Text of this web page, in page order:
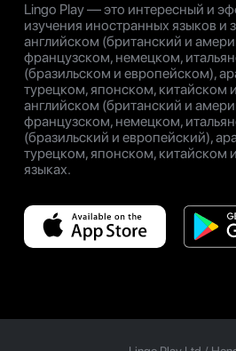
Lingo Play — это интересный и
изучения иностранных языков и
английском (британский и
французском, немецком,
(бразильском и европейском),
турецком, японском, китайском
английском (британский и
французском, немецком,
(бразильский и европейский),
турецком, японском, китайском
языках.